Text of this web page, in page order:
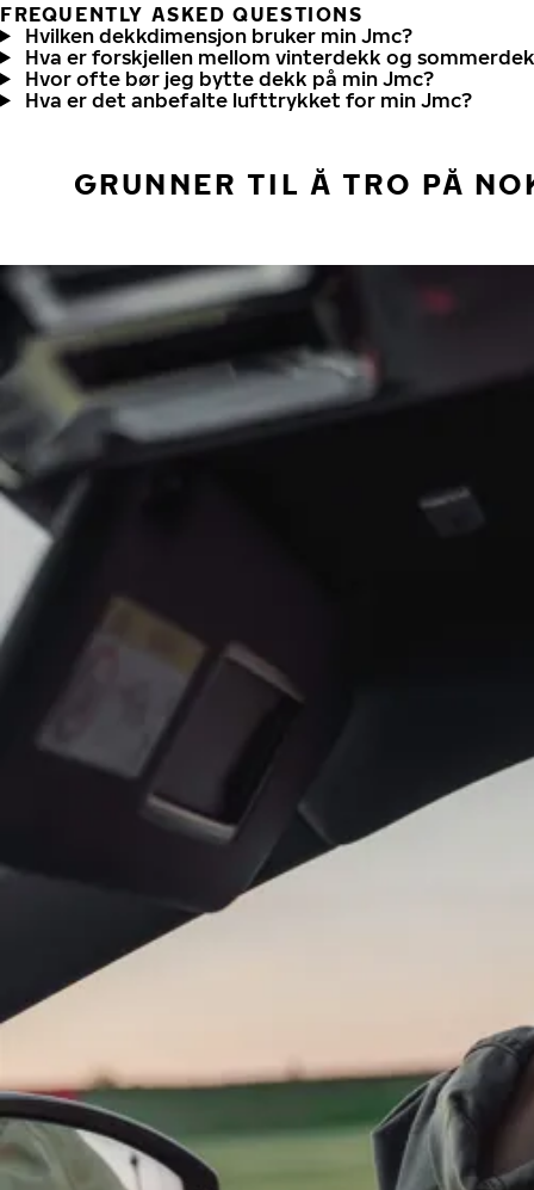
FREQUENTLY ASKED QUESTIONS
Hvilken dekkdimensjon bruker min Jmc?
Hva er forskjellen mellom vinterdekk og
Hvor ofte bør jeg bytte dekk på min Jmc?
Hva er det anbefalte lufttrykket for min Jmc?
GRUNNER TIL Å TRO PÅ